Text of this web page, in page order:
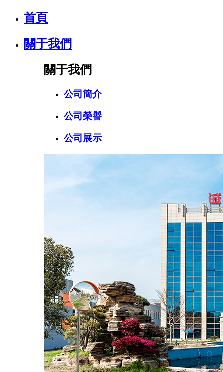
首頁
關于我們
關于我們
公司簡介
公司榮譽
公司展示